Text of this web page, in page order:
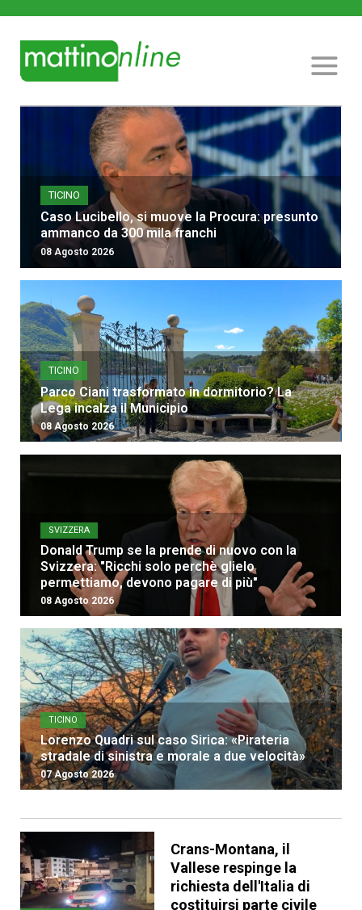
TICINO
Caso Lucibello, si muove la Procura: presunto
ammanco da 300 mila franchi
08 Agosto 2026
TICINO
Parco Ciani trasformato in dormitorio? La
Lega incalza il Municipio
08 Agosto 2026
SVIZZERA
Donald Trump se la prende di nuovo con la
Svizzera: "Ricchi solo perchè glielo
permettiamo, devono pagare di più"
08 Agosto 2026
TICINO
Lorenzo Quadri sul caso Sirica: «Pirateria
stradale di sinistra e morale a due velocità»
07 Agosto 2026
Crans-Montana, il
Vallese respinge la
richiesta dell'Italia di
costituirsi parte civile